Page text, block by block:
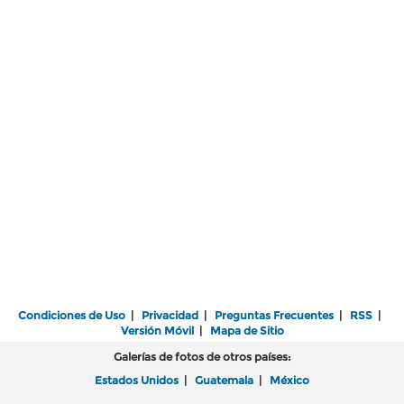
Condiciones de Uso | Privacidad | Preguntas Frecuentes | RSS |
Versión Móvil| Mapa de Sitio
Galerías de fotos de otros países:
Estados Unidos | Guatemala | México